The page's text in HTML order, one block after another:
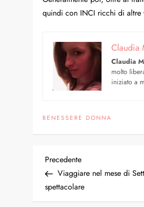
quindi con INCI ricchi di altre
Claudia
Claudia
molto
iniziato a
BENESSERE DONNA
Precedente
Viaggiare nel mese di
spettacolare